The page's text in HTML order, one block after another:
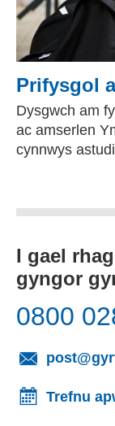
Prifysgol
Dysgwch am
ac amserlen
cynnwys
I gael
gyngor
0800
Trefnu